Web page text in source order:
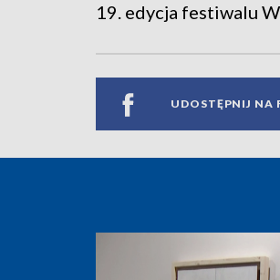
19. edycja festiwalu
UDOSTĘPNIJ NA